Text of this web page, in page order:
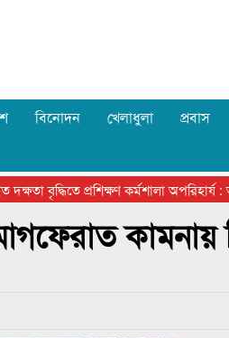
বিনোদন খেলাধুলা প্রবাস
বৃদ্ধিতে প্রশিক্ষণ কর্মশালা অপরিহার্য :